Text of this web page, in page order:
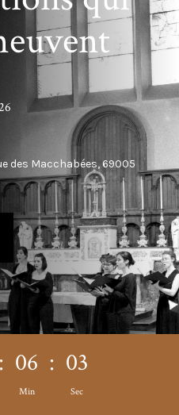
des Macchabées, 69005
: 06
Min
: 03
Sec